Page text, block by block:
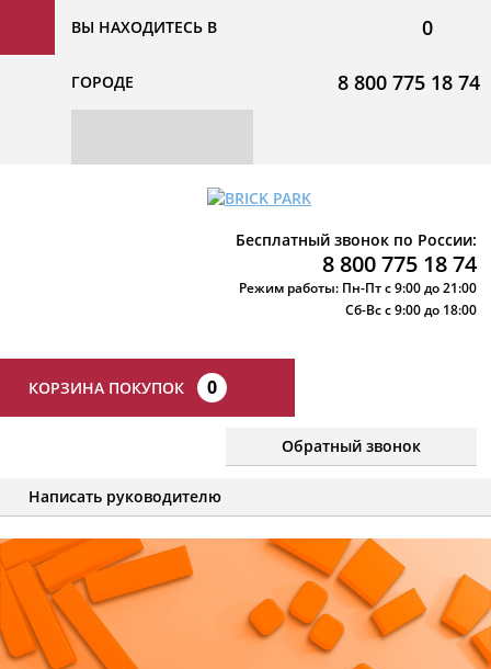
ВЫ НАХОДИТЕСЬ В
ГОРОДЕ
0
8 800 775 18 74
Бесплатный звонок по России:
8 800 775 18 74
Режим работы: Пн-Пт с 9:00 до 21:00
Сб-Вс с 9:00 до 18:00
КОРЗИНА ПОКУПОК 0
Обратный звонок
Написать руководителю